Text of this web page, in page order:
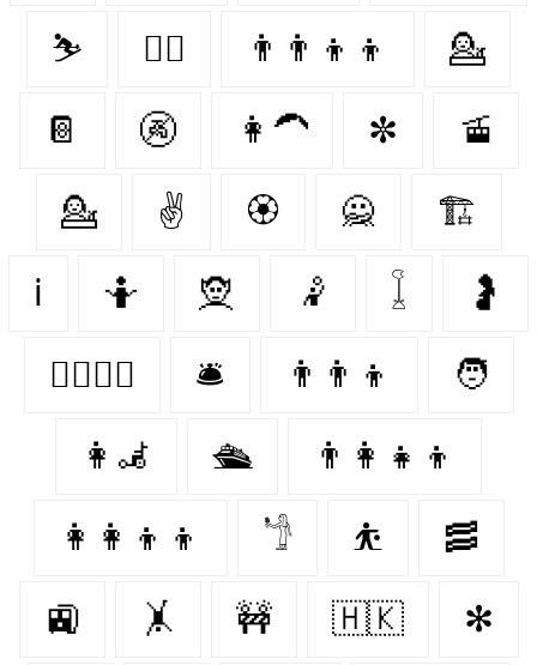
⛷️ 👨‍✈️ 👨‍👨‍👦‍👦 💁
📔 🚱 👩‍🦱 ✼ 🚡
💁‍ ✌️ 🏵️ 🙅 🏗
ℹ 🤷‍ 🧝‍ 🤾‍ 𓆼 🤰
👩‍❤️‍💋‍👨 🛎️ 👨‍👨‍👦 🧑‍
👩‍🦼 🛳 👨‍👩‍👧‍👦
👩‍👩‍👦‍👦 𓁙 ⛹️ 🥓
🚉 🤸‍ 🚧 🇭🇰 ✻